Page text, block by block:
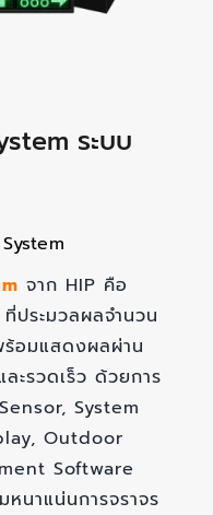
ระบบ
จาก HIP คือ
ประมวลผลจำนวน
อมแสดงผลผ่าน
ะรวดเร็ว ด้วยการ
System
Outdoor
Software
นาแน่นการจราจร